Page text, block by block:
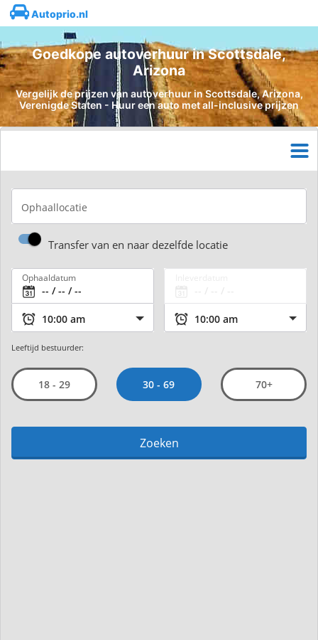
Autoprio.nl
Goedkope autoverhuur in Scottsdale,
Arizona
Vergelijk de prijzen van autoverhuur in Scottsdale, Arizona,
Verenigde Staten - Huur een auto met all-inclusive prijzen
Ophaallocatie
Transfer van en naar dezelfde locatie
Ophaaldatum
Leeftijd bestuurder:
18 - 29 30 - 69 70+
Zoeken